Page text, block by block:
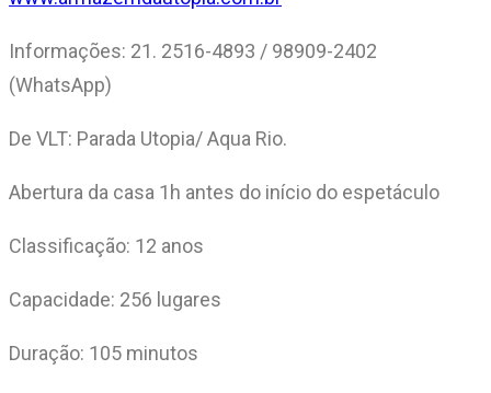
Informações: 21. 2516-4893 / 98909-2402
(WhatsApp)
De VLT: Parada Utopia/ Aqua Rio.
Abertura da casa 1h antes do início do espetáculo
Classificação: 12 anos
Capacidade: 256 lugares
Duração: 105 minutos